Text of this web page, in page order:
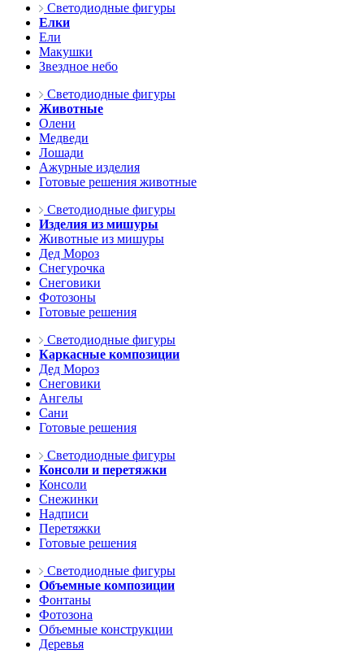
Светодиодные фигуры
Елки
Ели
Макушки
Звездное небо
Светодиодные фигуры
Животные
Олени
Медведи
Лошади
Ажурные изделия
Готовые решения животные
Светодиодные фигуры
Изделия из мишуры
Животные из мишуры
Дед Мороз
Снегурочка
Снеговики
Фотозоны
Готовые решения
Светодиодные фигуры
Каркасные композиции
Дед Мороз
Снеговики
Ангелы
Сани
Готовые решения
Светодиодные фигуры
Консоли и перетяжки
Консоли
Снежинки
Надписи
Перетяжки
Готовые решения
Светодиодные фигуры
Объемные композиции
Фонтаны
Фотозона
Объемные конструкции
Деревья